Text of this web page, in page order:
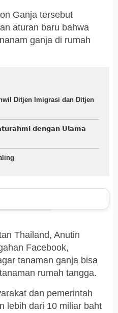
Ganja tersebut
aturan baru bahwa
ganja di rumah
Ditjen Imigrasi dan Ditjen
𝗱𝗲𝗻𝗴𝗮𝗻 𝗨𝗹𝗮𝗺𝗮
Thailand, Anutin
Facebook,
tanaman ganja bisa
rumah tangga.
dan pemerintah
lebih dari 10 miliar baht